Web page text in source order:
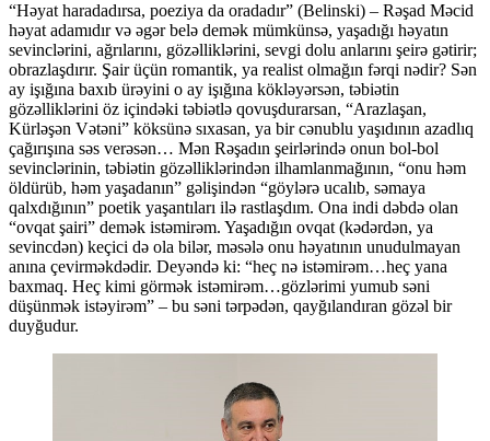
“Həyat haradadırsa, poeziya da oradadır” (Belinski) – Rəşad Məcid
həyat adamıdır və əgər belə demək mümkünsə, yaşadığı həyatın
sevinclərini, ağrılarını, gözəlliklərini, sevgi dolu anlarını şeirə gətirir;
obrazlaşdırır. Şair üçün romantik, ya realist olmağın fərqi nədir? Sən
ay işığına baxıb ürəyini o ay işığına kökləyərsən, təbiətin
gözəlliklərini öz içindəki təbiətlə qovuşdurarsan, “Arazlaşan,
Kürləşən Vətəni” köksünə sıxasan, ya bir cənublu yaşıdının azadlıq
çağırışına səs verəsən… Mən Rəşadın şeirlərində onun bol-bol
sevinclərinin, təbiətin gözəlliklərindən ilhamlanmağının, “onu həm
öldürüb, həm yaşadanın” gəlişindən “göylərə ucalıb, səmaya
qalxdığının” poetik yaşantıları ilə rastlaşdım. Ona indi dəbdə olan
“ovqat şairi” demək istəmirəm. Yaşadığın ovqat (kədərdən, ya
sevincdən) keçici də ola bilər, məsələ onu həyatının unudulmayan
anına çevirməkdədir. Deyəndə ki: “heç nə istəmirəm…heç yana
baxmaq. Heç kimi görmək istəmirəm…gözlərimi yumub səni
düşünmək istəyirəm” – bu səni tərpədən, qayğılandıran gözəl bir
duyğudur.